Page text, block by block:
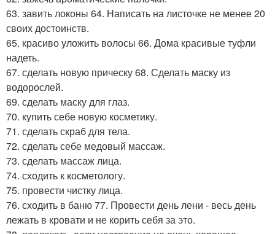
63. завить локоны 64. Написать на листочке не менее 20
своих достоинств.
65. красиво уложить волосы 66. Дома красивые туфли
надеть.
67. сделать новую прическу 68. Сделать маску из
водорослей.
69. сделать маску для глаз.
70. купить себе новую косметику.
71. сделать скраб для тела.
72. сделать себе медовый массаж.
73. сделать массаж лица.
74. сходить к косметологу.
75. провести чистку лица.
76. сходить в баню 77. Провести день лени - весь день
лежать в кровати и не корить себя за это.